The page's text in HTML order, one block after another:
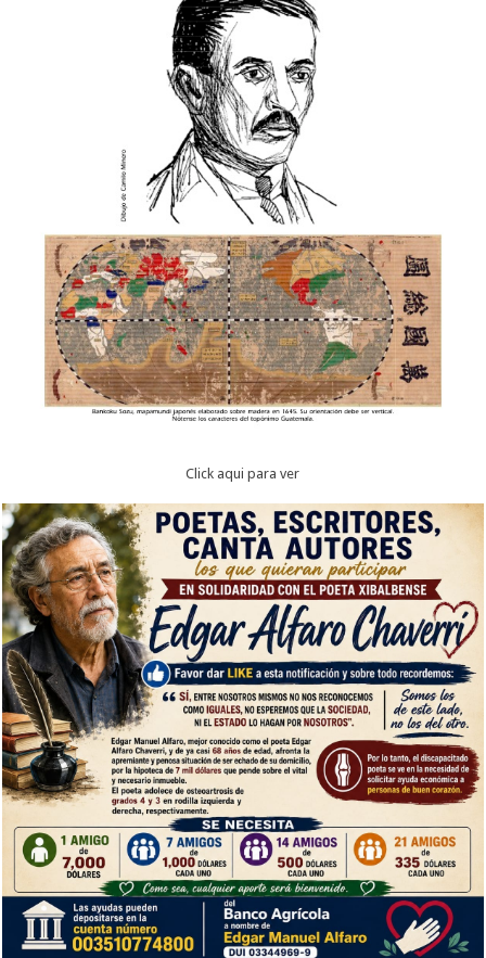
Click aqui para ver